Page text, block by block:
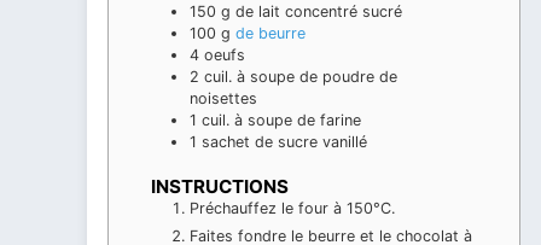
150 g de lait concentré sucré
100 g de beurre
4 oeufs
2 cuil. à soupe de poudre de
noisettes
1 cuil. à soupe de farine
1 sachet de sucre vanillé
INSTRUCTIONS
Préchauffez le four à 150°C.
Faites fondre le beurre et le chocolat à